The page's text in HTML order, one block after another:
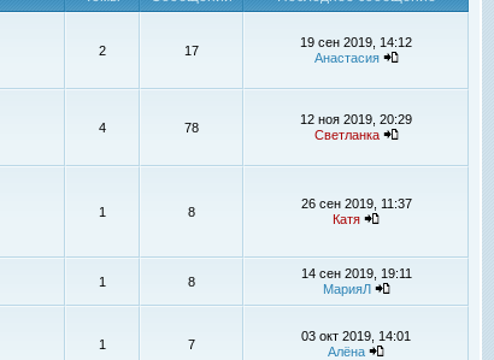
2 17
19 сен 2019, 14:12
Анастасия
4 78
12 ноя 2019, 20:29
Светланка
1 8
26 сен 2019, 11:37
Катя
1 8
14 сен 2019, 19:11
МарияЛ
1 7
03 окт 2019, 14:01
Алёна